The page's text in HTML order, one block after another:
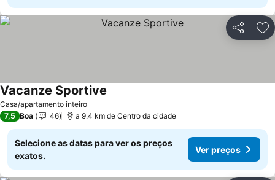
Partilhar
Casa/apartamento inteiro
Vacanze Sportive
7,5 Boa 46 a 9.4 km de Centro da cidade
Selecione as datas para ver os preços
exatos.
Ver preços